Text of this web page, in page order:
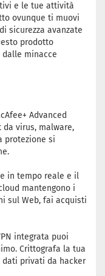
e le tue attività
ovunque ti muovi
sicurezza avanzate
prodotto
minacce
Advanced
da virus, malware,
protezione si
in tempo reale e il
mantengono i
sul Web, fai acquisti
integrata puoi
Crittografa la tua
privati ​​da hacker